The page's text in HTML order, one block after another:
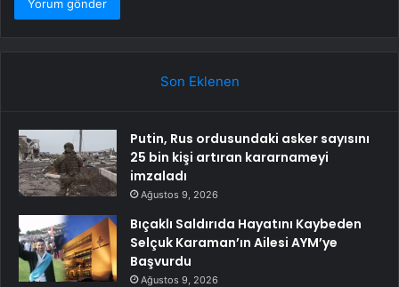
Son Eklenen
Putin, Rus ordusundaki asker sayısını
25 bin kişi artıran kararnameyi
imzaladı
Ağustos 9, 2026
Bıçaklı Saldırıda Hayatını Kaybeden
Selçuk Karaman’ın Ailesi AYM’ye
Başvurdu
Ağustos 9, 2026